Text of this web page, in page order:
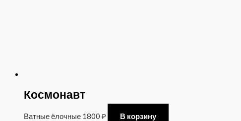
Космонавт
Ватные ёлочные 1800 ₽ В корзину